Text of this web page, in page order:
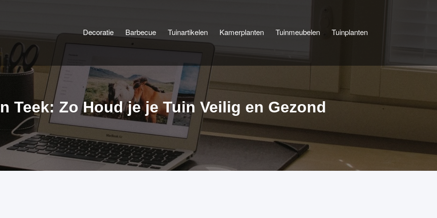
Blog
Decoratie Barbecue Tuinartikelen Kamerplanten Tuinmeubelen Tuinplanten
Teek: Zo Houd je je Tuin Veilig en Gezond